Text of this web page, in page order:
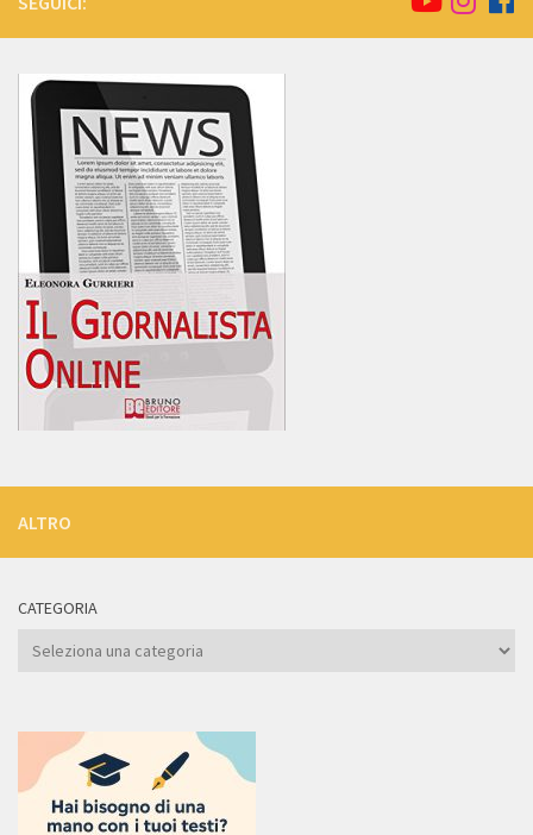
ALTRO
CATEGORIA
Categoria